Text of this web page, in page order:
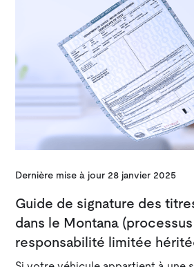
Dernière mise à jour 28 janvier 2025
Guide de signature des
dans le Montana
responsabilité limitée